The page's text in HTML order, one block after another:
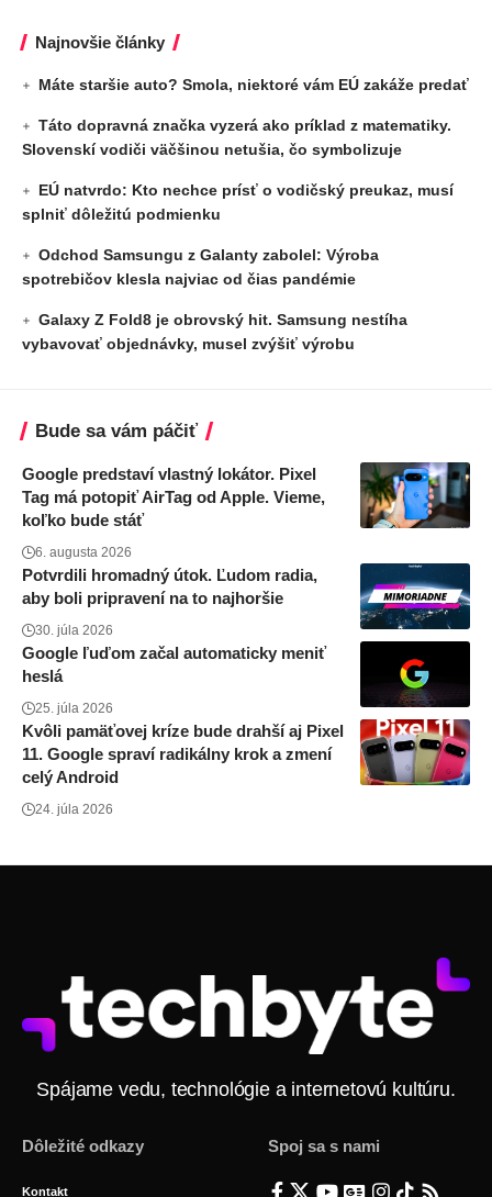
Najnovšie články
Máte staršie auto? Smola, niektoré vám EÚ zakáže predať
Táto dopravná značka vyzerá ako príklad z matematiky.
Slovenskí vodiči väčšinou netušia, čo symbolizuje
EÚ natvrdo: Kto nechce prísť o vodičský preukaz, musí
splniť dôležitú podmienku
Odchod Samsungu z Galanty zabolel: Výroba
spotrebičov klesla najviac od čias pandémie
Galaxy Z Fold8 je obrovský hit. Samsung nestíha
vybavovať objednávky, musel zvýšiť výrobu
Bude sa vám páčiť
Google predstaví vlastný lokátor. Pixel
Tag má potopiť AirTag od Apple. Vieme,
koľko bude stáť
6. augusta 2026
Potvrdili hromadný útok. Ľudom radia,
aby boli pripravení na to najhoršie
30. júla 2026
Google ľuďom začal automaticky meniť
heslá
25. júla 2026
Kvôli pamäťovej kríze bude drahší aj Pixel
11. Google spraví radikálny krok a zmení
celý Android
24. júla 2026
Spájame vedu, technológie a internetovú kultúru.
Dôležité odkazy
Kontakt
Spoj sa s nami